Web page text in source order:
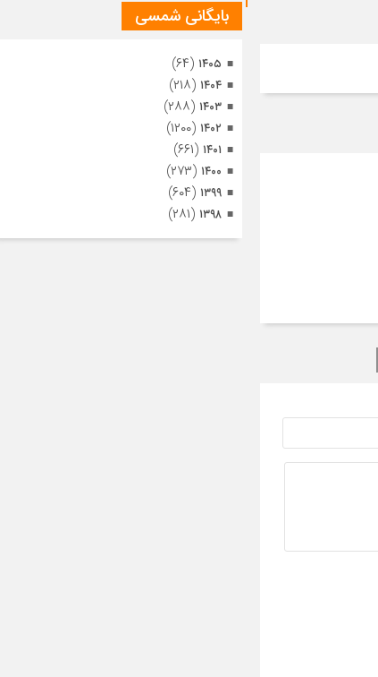
بایگانی شمسی
۱۴۰۵ (۶۴)
۱۴۰۴ (۲۱۸)
۱۴۰۳ (۲۸۸)
۱۴۰۲ (۱۲۰۰)
۱۴۰۱ (۶۶۱)
۱۴۰۰ (۲۷۳)
۱۳۹۹ (۶۰۴)
۱۳۹۸ (۲۸۱)